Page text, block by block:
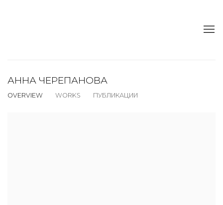
АННА ЧЕРЕПАНОВА
OVERVIEW WORKS ПУБЛИКАЦИИ